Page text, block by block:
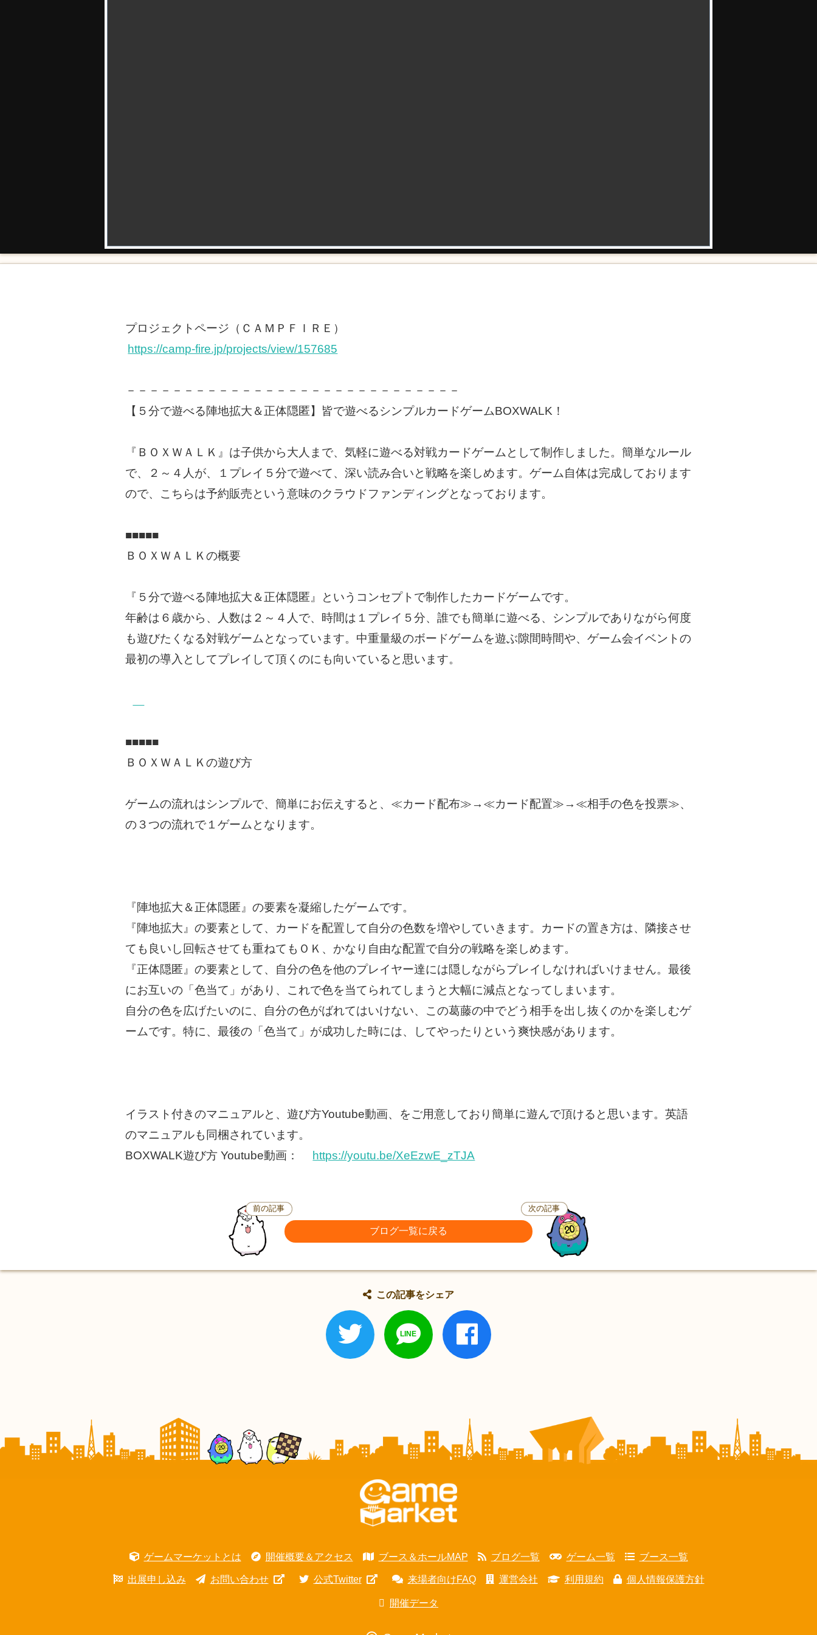
プロジェクトページ（ＣＡＭＰＦＩＲＥ）
https://camp-fire.jp/projects/view/157685
－－－－－－－－－－－－－－－－－－－－－－－－－－－－－
【５分で遊べる陣地拡大＆正体隠匿】皆で遊べるシンプルカードゲームBOXWALK！
『ＢＯＸＷＡＬＫ』は子供から大人まで、気軽に遊べる対戦カードゲームとして制作しました。簡単なルール
で、２～４人が、１プレイ５分で遊べて、深い読み合いと戦略を楽しめます。ゲーム自体は完成しております
ので、こちらは予約販売という意味のクラウドファンディングとなっております。
■■■■■
ＢＯＸＷＡＬＫの概要
『５分で遊べる陣地拡大＆正体隠匿』というコンセプトで制作したカードゲームです。
年齢は６歳から、人数は２～４人で、時間は１プレイ５分、誰でも簡単に遊べる、シンプルでありながら何度
も遊びたくなる対戦ゲームとなっています。中重量級のボードゲームを遊ぶ隙間時間や、ゲーム会イベントの
最初の導入としてプレイして頂くのにも向いていると思います。
■■■■■
ＢＯＸＷＡＬＫの遊び方
ゲームの流れはシンプルで、簡単にお伝えすると、≪カード配布≫→≪カード配置≫→≪相手の色を投票≫、
の３つの流れで１ゲームとなります。
『陣地拡大＆正体隠匿』の要素を凝縮したゲームです。
『陣地拡大』の要素として、カードを配置して自分の色数を増やしていきます。カードの置き方は、隣接させ
ても良いし回転させても重ねてもＯＫ、かなり自由な配置で自分の戦略を楽しめます。
『正体隠匿』の要素として、自分の色を他のプレイヤー達には隠しながらプレイしなければいけません。最後
にお互いの「色当て」があり、これで色を当てられてしまうと大幅に減点となってしまいます。
自分の色を広げたいのに、自分の色がばれてはいけない、この葛藤の中でどう相手を出し抜くのかを楽しむゲ
ームです。特に、最後の「色当て」が成功した時には、してやったりという爽快感があります。
イラスト付きのマニュアルと、遊び方Youtube動画、をご用意しており簡単に遊んで頂けると思います。英語
のマニュアルも同梱されています。
BOXWALK遊び方 Youtube動画：
https://youtu.be/XeEzwE_zTJA
前の記事
ブログ一覧に戻る
次の記事
この記事をシェア
ゲームマーケットとは 開催概要＆アクセス ブース＆ホールMAP ブログ一覧 ゲーム一覧 ブース一覧
出展申し込み お問い合わせ 公式Twitter 来場者向けFAQ 運営会社 利用規約 個人情報保護方針
開催データ